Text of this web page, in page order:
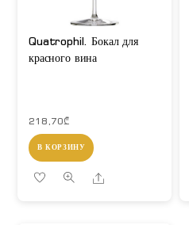
Quatrophil. Бокал для
красного вина
218,70₾
В КОРЗИНУ
Share